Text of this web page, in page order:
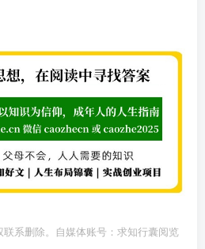
系删除。自媒体账号：求知行囊阅览